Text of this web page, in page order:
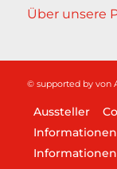
Über unsere
© supported by von
Aussteller